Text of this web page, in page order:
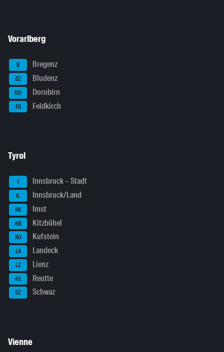
Vorarlberg
B Bregenz
BZ Bludenz
DO Dornbirn
FK Feldkirch
Tyrol
I Innsbruck – Stadt
IL Innsbruck/Land
IM Imst
KB Kitzbühel
KU Kufstein
LA Landeck
LZ Lienz
RE Reutte
SZ Schwaz
Vienne